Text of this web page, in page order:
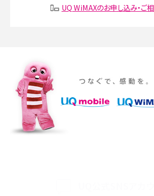
SMSとは？料金やできること、注意点や届かない時の対
iPhone 16eとiPhone SE（第3世代）の違いは？サイズや
iPhone 16eとiPhone 14を徹底比較！スペック・機能の
iPhone 16シリーズのモデルを比較！価格・サイズ・カメ
iPhone 16とiPhone 15の違いは？カメラ・スペック・機
UQ WiMAXのお申し込み・ご